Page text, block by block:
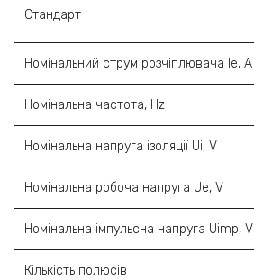
Стандарт
Номінальний струм розчіплювача Ie, A
Номінальна частота, Hz
Номінальна напруга ізоляції Ui, V
Номінальна робоча напруга Ue, V
Номінальна імпульсна напруга Uimp, V
Кількість полюсів